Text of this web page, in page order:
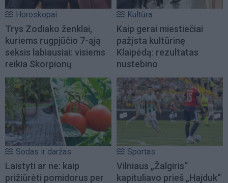
Horoskopai
Trys Zodiako ženklai,
kuriems rugpjūčio 7-ąją
seksis labiausiai: visiems
reikia Skorpionų
Kultūra
Kaip gerai miestiečiai
pažįsta kultūrinę
Klaipėdą: rezultatas
nustebino
Sodas ir daržas
Laistyti ar ne: kaip
prižiūrėti pomidorus per
Sportas
Vilniaus „Žalgiris“
kapituliavo prieš „Hajduk“